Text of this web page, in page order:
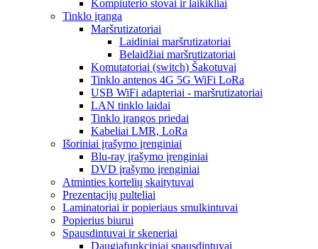
Kompiuterio stovai ir laikikliai
Tinklo įranga
Maršrutizatoriai
Laidiniai maršrutizatoriai
Belaidžiai maršrutizatoriai
Komutatoriai (switch) Šakotuvai
Tinklo antenos 4G 5G WiFi LoRa
USB WiFi adapteriai - maršrutizatoriai
LAN tinklo laidai
Tinklo įrangos priedai
Kabeliai LMR, LoRa
Išoriniai įrašymo įrenginiai
Blu-ray įrašymo įrenginiai
DVD įrašymo įrenginiai
Atminties kortelių skaitytuvai
Prezentacijų pulteliai
Laminatoriai ir popieriaus smulkintuvai
Popierius biurui
Spausdintuvai ir skeneriai
Daugiafunkciniai spausdintuvai